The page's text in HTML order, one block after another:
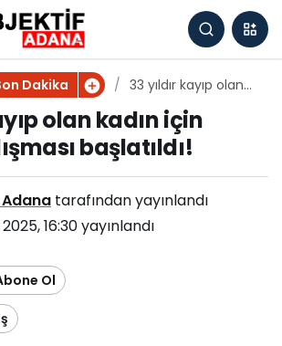
Dakika
33 yıldır kayıp olan
çalışması başlatıldı!
olan kadın için
başlatıldı!
tarafından yayınlandı
16:30yayınlandı
Ol